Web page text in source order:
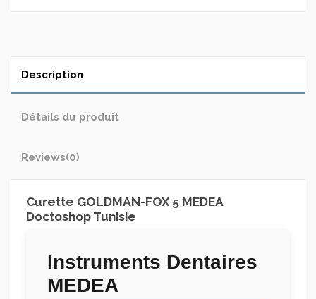
Description
Détails du produit
Reviews(0)
Curette GOLDMAN-FOX 5 MEDEA
Doctoshop Tunisie
Instruments Dentaires
MEDEA